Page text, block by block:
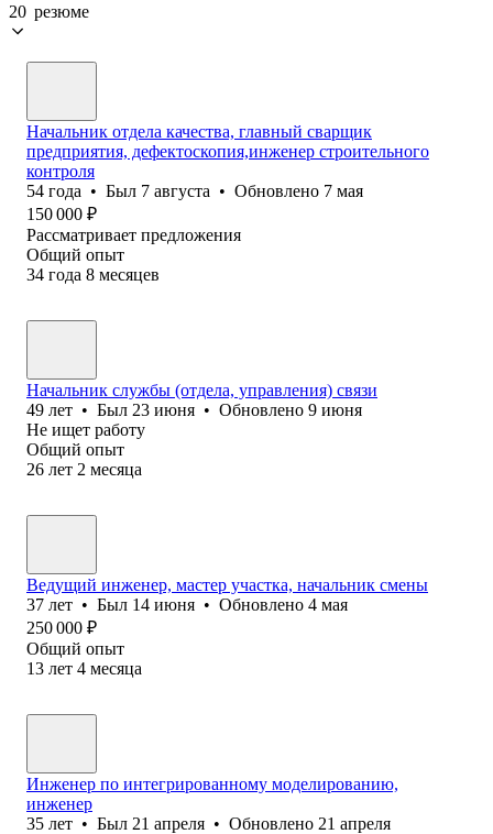
20 резюме
Начальник отдела качества, главный сварщик
предприятия, дефектоскопия,инженер строительного
контроля
54 года • Был 7 августа • Обновлено 7 мая
150 000 ₽
Рассматривает предложения
Общий опыт
34 года 8 месяцев
Начальник службы (отдела, управления) связи
49 лет • Был 23 июня • Обновлено 9 июня
Не ищет работу
Общий опыт
26 лет 2 месяца
Ведущий инженер, мастер участка, начальник смены
37 лет • Был 14 июня • Обновлено 4 мая
250 000 ₽
Общий опыт
13 лет 4 месяца
Инженер по интегрированному моделированию,
инженер
35 лет • Был 21 апреля • Обновлено 21 апреля